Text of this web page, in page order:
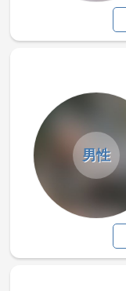
男性